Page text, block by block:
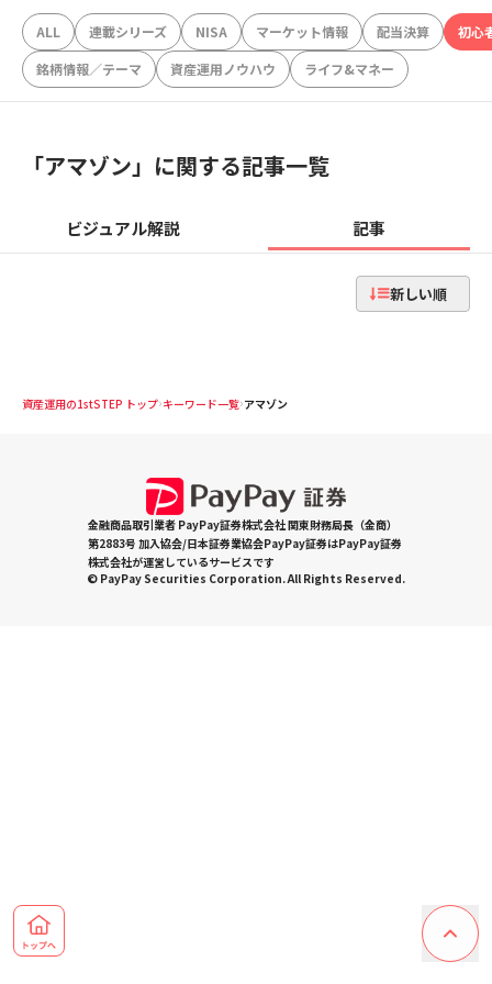
ALL 連載シリーズ NISA マーケット情報 配当決算
初心
銘柄情報／テーマ
資産運用ノウハウ ライフ&マネー
「アマゾン」に関する記事一覧
ビジュアル解説 記事
新しい順
資産運用の1stSTEP トップ キーワード一覧 アマゾン
金融商品取引業者 PayPay証券株式会社 関東財務局長（金商）
第2883号 加入協会/日本証券業協会PayPay証券はPayPay証券
株式会社が運営しているサービスです
© PayPay Securities Corporation. All Rights Reserved.